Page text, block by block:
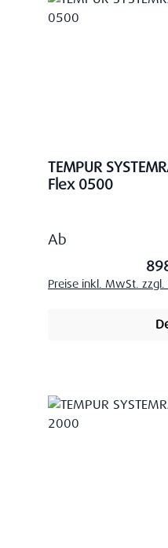
TEMPUR
Flex 0500
Regulärer Preis:
Ab
Preise inkl. MwSt.